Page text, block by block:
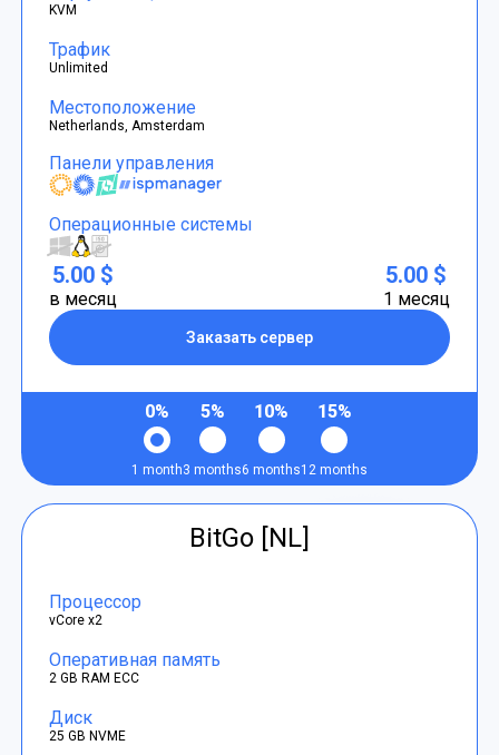
KVM
Трафик
Unlimited
Местоположение
Netherlands, Amsterdam
Панели управления
Операционные системы
5.00 $
в месяц
Заказать сервер
5.00 $
1 месяц
0%
1 month
5%
3 months
10%
6 months
15%
12 months
BitGo [NL]
Процессор
vCore x2
Оперативная память
2 GB RAM ECC
Диск
25 GB NVME